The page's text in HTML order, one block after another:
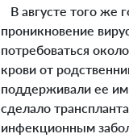
В августе того же
проникновение
потребоваться
крови от
поддерживали ее
сделало
инфекционным